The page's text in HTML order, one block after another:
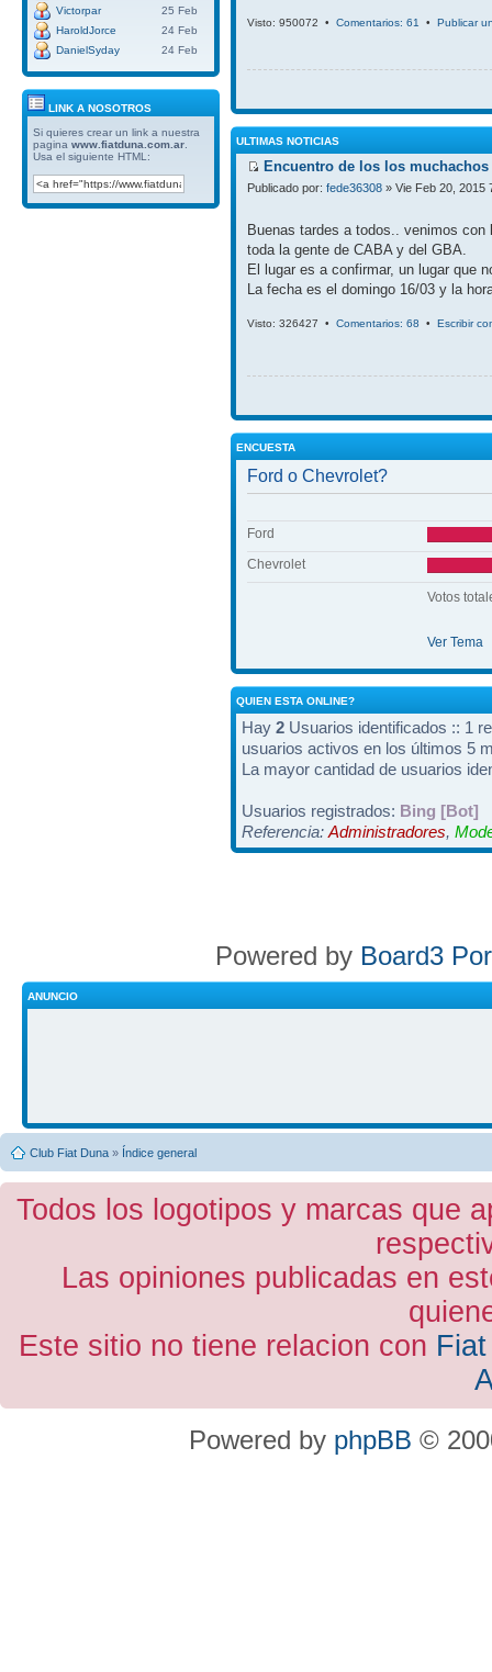
Victorpar
25 Feb
HaroldJorce
24 Feb
DanielSyday
24 Feb
LINK A NOSOTROS
Si quieres crear un link a nuestra
pagina www.fiatduna.com.ar
Usa el siguiente HTML:
Visto: 950072 • Comentarios: 61 • Publicar
ULTIMAS NOTICIAS
Encuentro de los los
Publicado por: fede36308 » Vie Feb 20, 2015
Buenas tardes a todos.. venimos
toda la gente de CABA y del GBA.
El lugar es a confirmar, un lugar que
La fecha es el domingo 16/03 y la
Visto: 326427 • Comentarios: 68 • Escribir
ENCUESTA
Ford o Chevrolet?
Ford
Chevrolet
Votos
Ver Tema
QUIEN ESTA ONLINE?
Hay 2 Usuarios identificados :: 1
usuarios activos en los últimos 5
La mayor cantidad de usuarios
Usuarios registrados: Bing [Bot]
Referencia: Administradores,
Powered by Board3
ANUNCIO
Club Fiat Duna » Índice general
Todos los logotipos y marcas que
Las opiniones publicadas en
Este sitio no tiene relacion con
Powered by phpBB ©